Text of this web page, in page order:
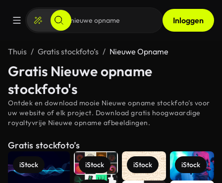
Inloggen
Thuis Gratis stockfoto’s Nieuwe Opname
Gratis Nieuwe opname
stockfoto's
Ontdek en download mooie Nieuwe opname stockfoto's voor
uw website of elk project. Download gratis hoogwaardige
royaltyvrije Nieuwe opname afbeeldingen.
Gratis stockfoto’s
iStock iStock iStock iStock